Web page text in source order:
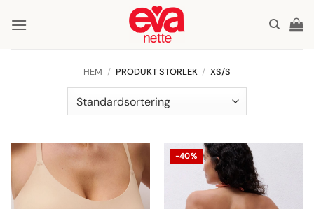
HEM / PRODUKT STORLEK / XS/S
-40%